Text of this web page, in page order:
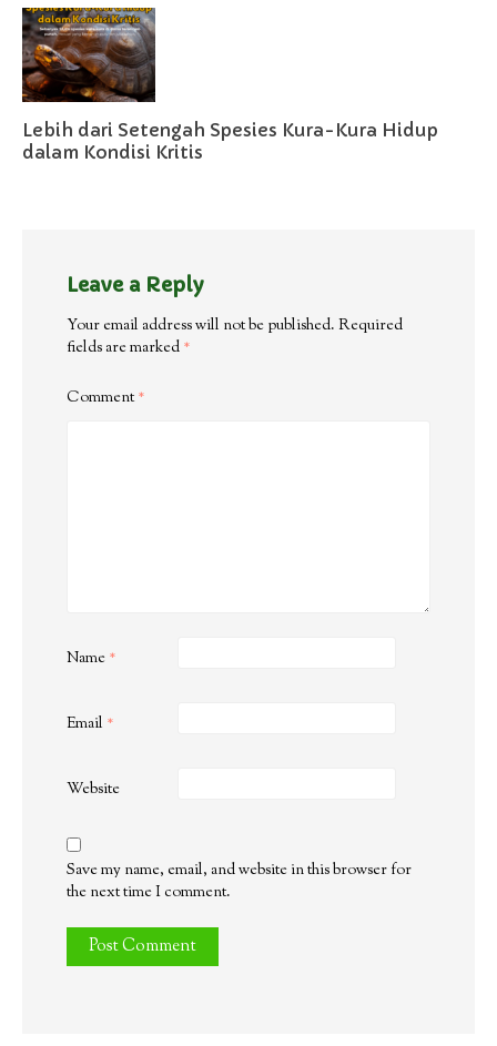
Lebih dari Setengah Spesies Kura-Kura Hidup
dalam Kondisi Kritis
Leave a Reply
Your email address will not be published. Required
fields are marked *
Comment*
Name *
Email *
Website
Save my name, email, and website in this browser for
the next time I comment.